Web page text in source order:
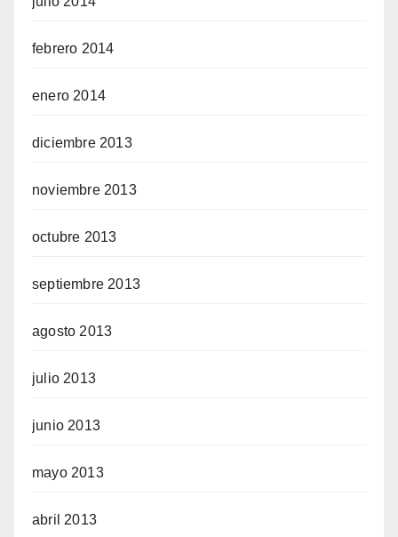
febrero 2014
enero 2014
diciembre 2013
noviembre 2013
octubre 2013
septiembre 2013
agosto 2013
julio 2013
junio 2013
mayo 2013
abril 2013